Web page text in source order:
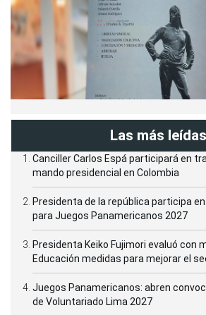
Las más leídas
Canciller Carlos Espá participará en
mando presidencial en Colombia
Presidenta de la república participa
para Juegos Panamericanos 2027
Presidenta Keiko Fujimori evaluó con
Educación medidas para mejorar el
Juegos Panamericanos: abren
de Voluntariado Lima 2027